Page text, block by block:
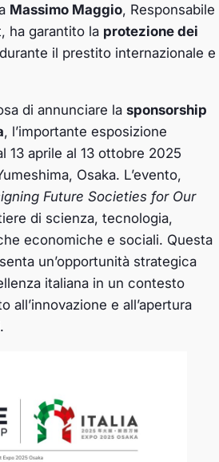
Massimo Maggio, Responsabile
ha garantito la protezione dei
durante il prestito internazionale e
di annunciare la sponsorship
, l’importante esposizione
13 aprile al 13 ottobre 2025
Osaka. L’evento,
Future Societies for Our
di scienza, tecnologia,
economiche e sociali. Questa
un’opportunità strategica
italiana in un contesto
all’innovazione e all’apertura